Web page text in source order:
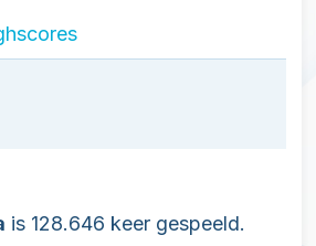
is 128.646 keer gespeeld.